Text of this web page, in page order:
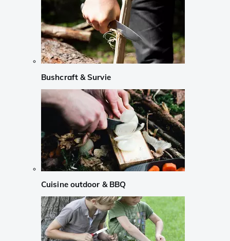
Bushcraft & Survie
Cuisine outdoor & BBQ